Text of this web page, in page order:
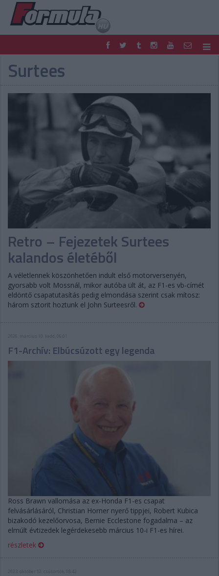
F1
FORMULA
EGYÉB
SHOP
TIPPJÁTÉK
PONTÁLLÁSOK
Surtees
Retro – Fejezetek Surtees
kalandos életéből
A véletlennek köszönhetően indult első motorversenyén,
gyorsabb volt Mossnál, mikor autóba ült át, az F1-es vb-címét
eldöntő csapatutasítás pedig elmondása szerint csak mítosz:
három sztorit hoztunk el John Surteesről.
2026. március 10. kedd, 06:01
F1-Archív: Elbúcsúzott egy legenda
Ross Brawn vallomása az ex-Honda F1-es csapat
felvásárlásáról, Christian Horner nyerő tippjei, Robert Kubica
bizakodó kezelőorvosa, Bernie Ecclestone fogadalma – az
elmúlt évtizedek legérdekesebb március 10-i F1-es hírei.
részletek
2023. október 12. csütörtök, 08:42